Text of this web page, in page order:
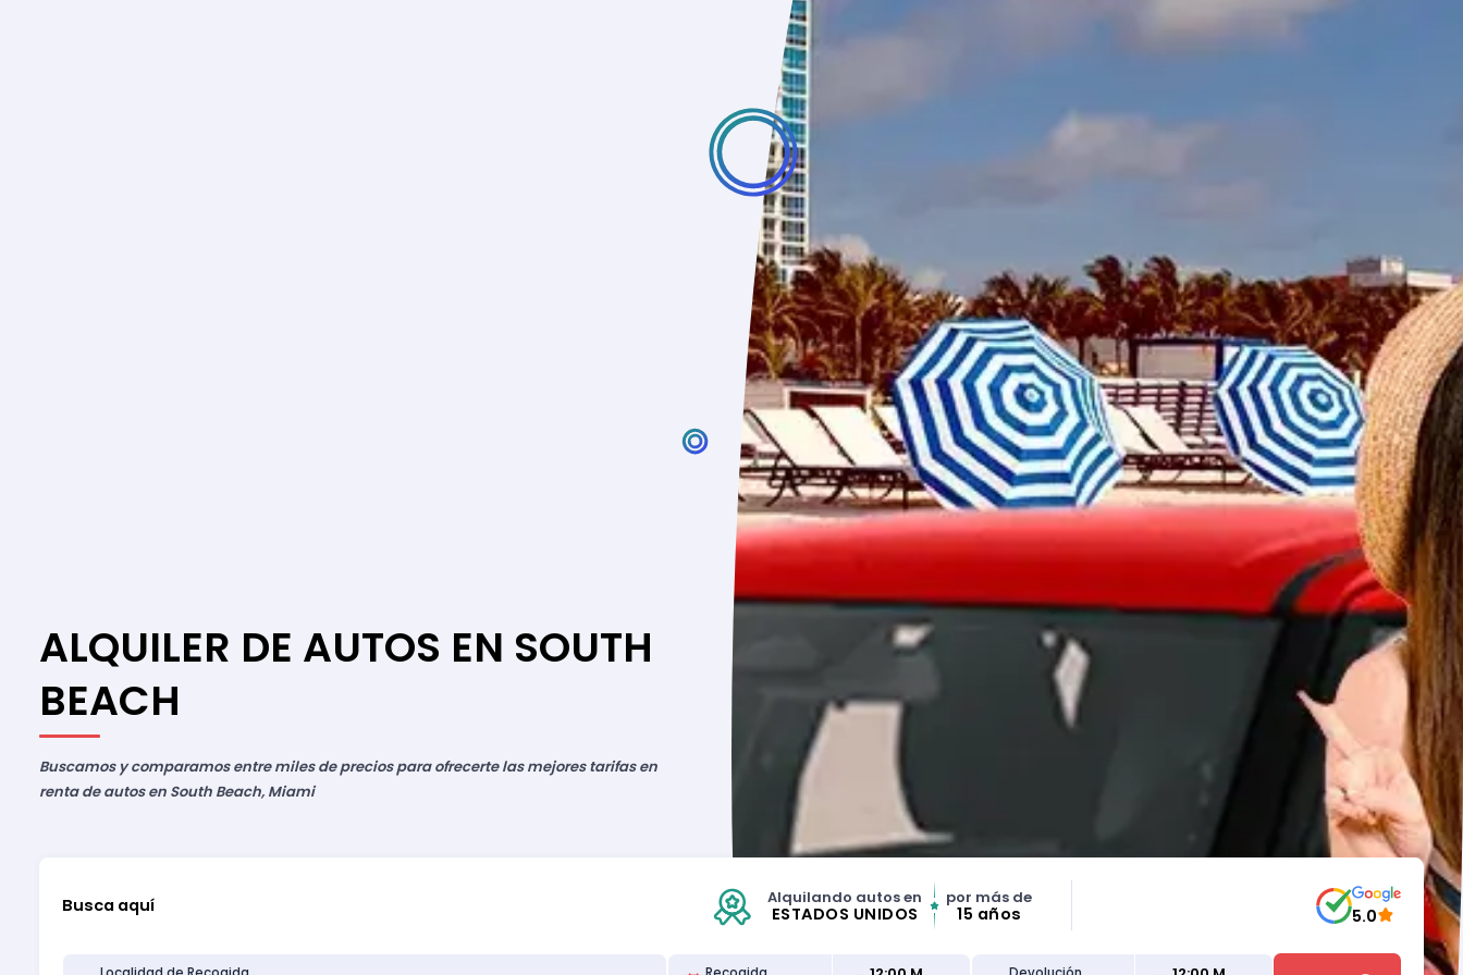
ALQUILER DE AUTOS EN SOUTH
BEACH
Buscamos y comparamos entre miles de precios para ofrecerte las mejores tarifas en
renta de autos en South Beach, Miami
Busca aquí Alquilando autos en
ESTADOS UNIDOS
por más de
15 años 5.0